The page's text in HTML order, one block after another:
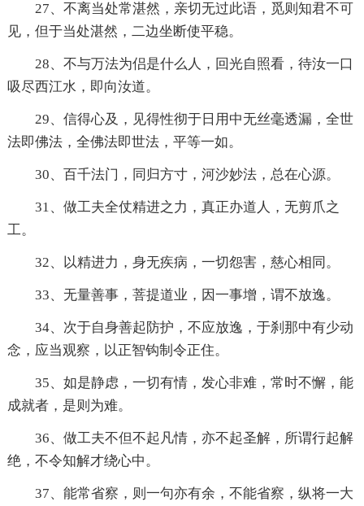
27、不离当处常湛然，亲切无过此语，觅则知君不可
见，但于当处湛然，二边坐断使平稳。
28、不与万法为侣是什么人，回光自照看，待汝一口
吸尽西江水，即向汝道。
29、信得心及，见得性彻于日用中无丝毫透漏，全世
法即佛法，全佛法即世法，平等一如。
30、百千法门，同归方寸，河沙妙法，总在心源。
31、做工夫全仗精进之力，真正办道人，无剪爪之
工。
32、以精进力，身无疾病，一切怨害，慈心相同。
33、无量善事，菩提道业，因一事增，谓不放逸。
34、次于自身善起防护，不应放逸，于刹那中有少动
念，应当观察，以正智钩制令正住。
35、如是静虑，一切有情，发心非难，常时不懈，能
成就者，是则为难。
36、做工夫不但不起凡情，亦不起圣解，所谓行起解
绝，不令知解才绕心中。
37、能常省察，则一句亦有余，不能省察，纵将一大